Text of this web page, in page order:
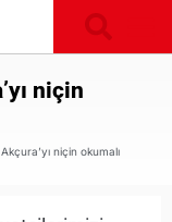
niçin
niçin okumalı